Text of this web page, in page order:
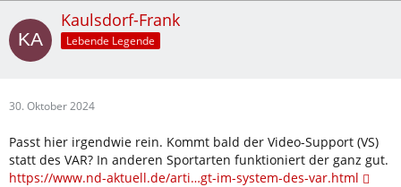
Kaulsdorf-Frank
Lebende Legende
30. Oktober 2024
Passt hier irgendwie rein. Kommt bald der Video-Support (VS)
statt des VAR? In anderen Sportarten funktioniert der ganz gut.
https://www.nd-aktuell.de/arti…gt-im-system-des-var.html